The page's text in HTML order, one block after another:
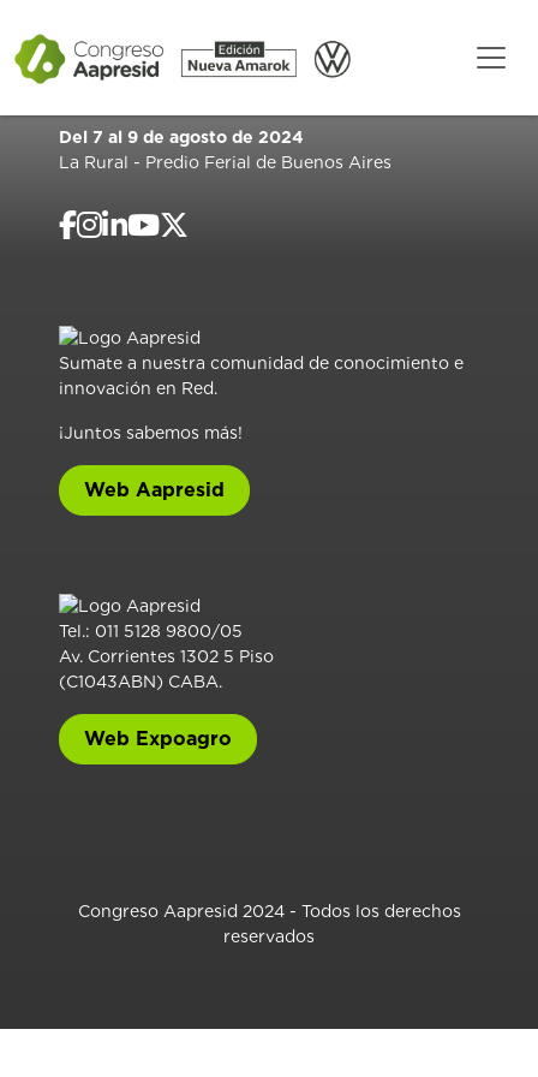
Del 7 al 9 de agosto de 2024
La Rural - Predio Ferial de Buenos Aires
Sumate a nuestra comunidad de conocimiento e
innovación en Red.
¡Juntos sabemos más!
Web Aapresid
Tel.: 011 5128 9800/05
Av. Corrientes 1302 5 Piso
(C1043ABN) CABA.
Web Expoagro
Congreso Aapresid 2024 - Todos los derechos
reservados